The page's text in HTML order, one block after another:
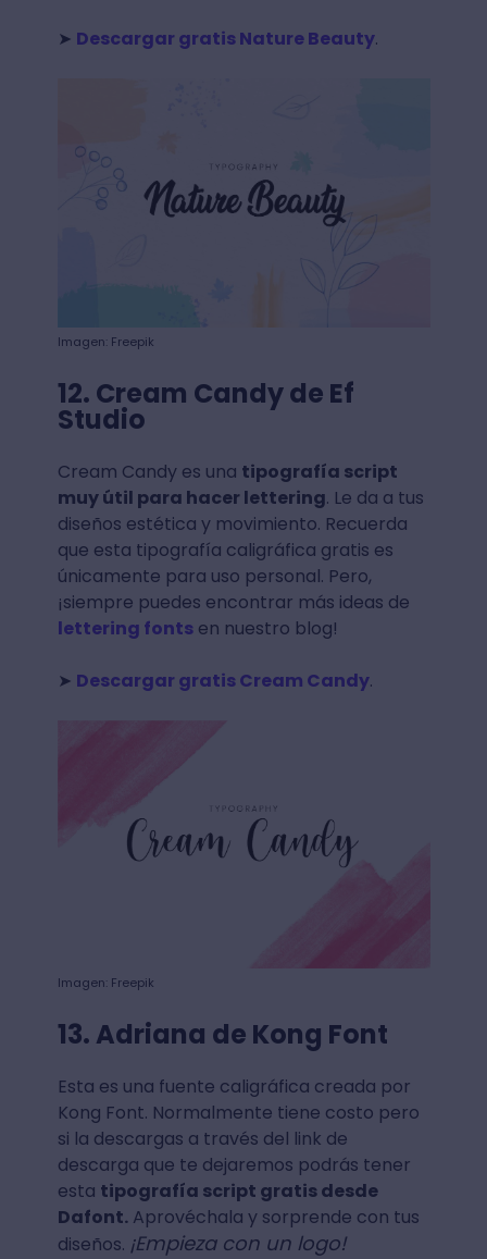
➤ Descargar gratis Nature Beauty.
Imagen: Freepik
12. Cream Candy de Ef
Studio
Cream Candy es una tipografía script
muy útil para hacer lettering. Le da a tus
diseños estética y movimiento. Recuerda
que esta tipografía caligráfica gratis es
únicamente para uso personal. Pero,
¡siempre puedes encontrar más ideas de
lettering fontsen nuestro blog!
➤ Descargar gratis Cream Candy.
Imagen: Freepik
13. Adriana de Kong Font
Esta es una fuente caligráfica creada por
Kong Font. Normalmente tiene costo pero
si la descargas a través del link de
descarga que te dejaremos podrás tener
esta tipografía script gratis desde
Dafont.Aprovéchala y sorprende con tus
diseños. ¡Empieza con un logo!